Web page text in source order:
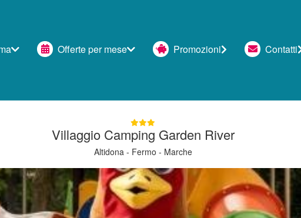
Offerte per mese Promozioni Contatti
Villaggio Camping Garden River
Altidona - Fermo - Marche